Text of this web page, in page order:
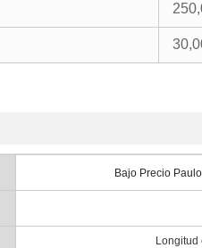
Bajo Precio